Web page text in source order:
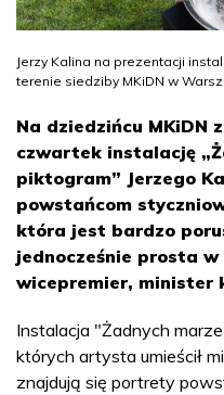
Jerzy Kalina na prezentacji
terenie siedziby MKiDN w
Na dziedzińcu MKiDN
czwartek instalację
piktogram” Jerzego
powstańcom
która jest bardzo
jednocześnie prosta w
wicepremier, minister
Instalacja "Żadnych
których artysta umieścił
znajdują się portrety